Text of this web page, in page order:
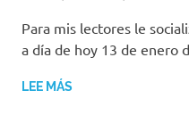
Para mis lectores le
a día de hoy 13 de enero
LEE MÁS